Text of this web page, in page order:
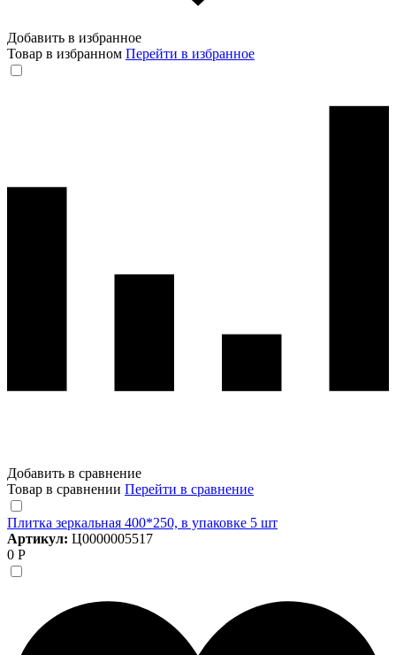
Добавить в избранное
Товар в избранном Перейти в избранное
Добавить в сравнение
Товар в сравнении Перейти в сравнение
Плитка зеркальная 400*250, в упаковке 5 шт
Артикул: Ц0000005517
0 Р